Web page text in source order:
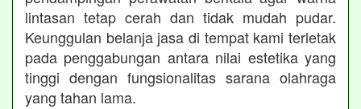
lintasan tetap cerah dan tidak mudah pudar.
Keunggulan belanja jasa di tempat kami terletak
pada penggabungan antara nilai estetika yang
tinggi dengan fungsionalitas sarana olahraga
yang tahan lama.